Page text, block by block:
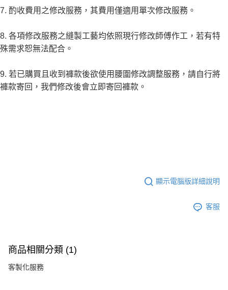
7. 酌收費用之修改服務，其費用僅適用單次修改服務。
8. 各項修改服務之縫製工藝均依照現行修改師傅作工，若有特
殊需求恕無法配合。
9. 若已購買且收到褲款後欲使用腰圍修改調整服務，請自行將
褲款寄回，我們修改後會立即寄回褲款。
顯示電腦版詳細說明
客服
商品相關分類 (1)
客製化服務